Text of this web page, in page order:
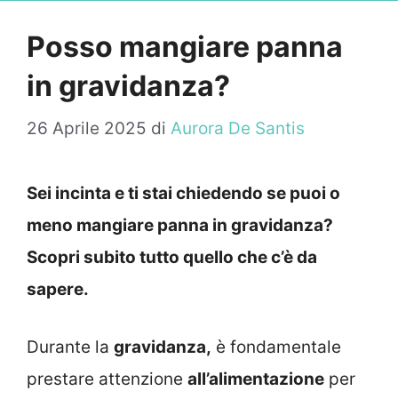
Posso mangiare panna
in gravidanza?
26 Aprile 2025 di Aurora De Santis
Sei incinta e ti stai chiedendo se puoi o
meno mangiare panna in gravidanza?
Scopri subito tutto quello che c’è da
sapere.
Durante la gravidanza, è fondamentale
prestare attenzione all’alimentazione per